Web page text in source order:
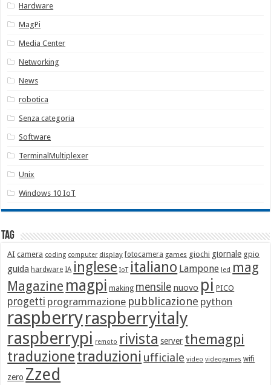
Hardware
MagPi
Media Center
Networking
News
robotica
Senza categoria
Software
TerminalMultiplexer
Unix
Windows 10 IoT
Tag
AI camera coding computer display fotocamera games giochi giornale gpio
guida hardware IA inglese IoT italiano Lampone led mag
Magazine magpi making mensile nuovo pi PICO
progetti programmazione pubblicazione python
raspberryraspberryitaly
raspberrypi remoto rivista server themagpi
traduzionetraduzioni ufficiale video videogames wifi
zero Zzed